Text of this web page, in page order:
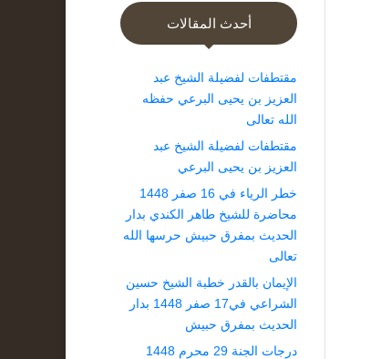
أحدث المقالات
مقتطفات لفضيلة الشيخ عبد
العزيز بن يحيى البرعي حفظه
الله تعالى
مقتطفات لفضيلة الشيخ عبد
العزيز بن يحيى البرعي
خطر الرياء في 16 صفر 1448
محاضرة للشيخ طاهر الكندي بدار
الحديث بمفرق حبيش حرسها الله
تعالى
الإيمان بالقدر خطبة الشيخ حسين
الشراعي في17 صفر 1448 بدار
الحديث بمفرق حبيش
درجات الجنة 29 محرم 1448